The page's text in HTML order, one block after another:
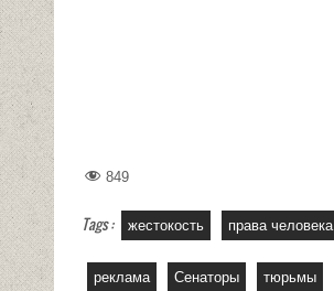
849
Tags : жестокость права человека
реклама Сенаторы тюрьмы